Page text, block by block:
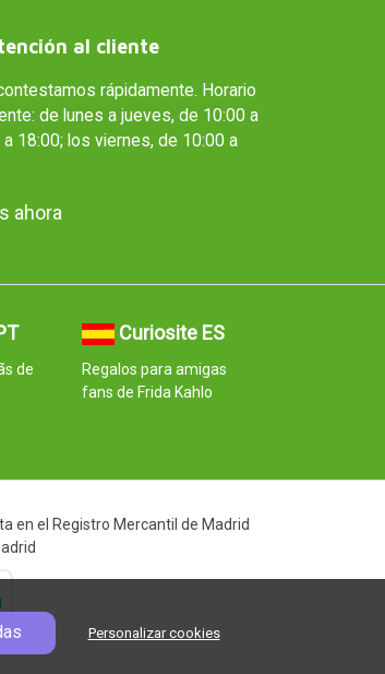
al cliente
rápidamente. Horario
de lunes a jueves, de 10:00 a
18:00; los viernes, de 10:00 a
ahora
de
Curiosite ES
Regalos para amigas
fans de Frida Kahlo
en el Registro Mercantil de Madrid
Personalizar cookies